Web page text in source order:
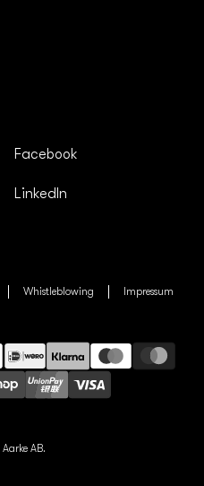
Facebook
LinkedIn
Whistleblowing Impressum
Aarke AB.